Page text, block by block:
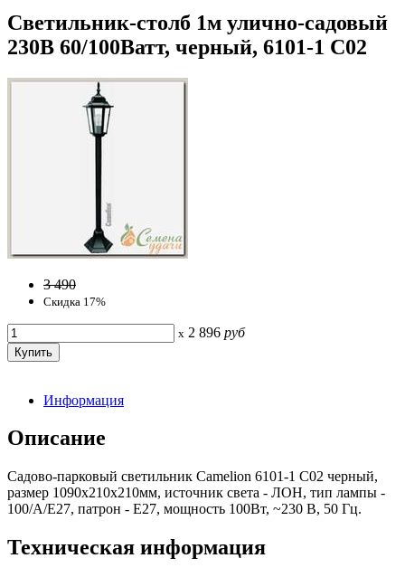
Светильник-столб 1м улично-садовый
230В 60/100Ватт, черный, 6101-1 С02
3 490
Скидка 17%
x 2 896 руб
Информация
Описание
Садово-парковый светильник Camelion 6101-1 С02 черный,
размер 1090х210х210мм, источник света - ЛОН, тип лампы -
100/А/Е27, патрон - E27, мощность 100Вт, ~230 В, 50 Гц.
Техническая информация